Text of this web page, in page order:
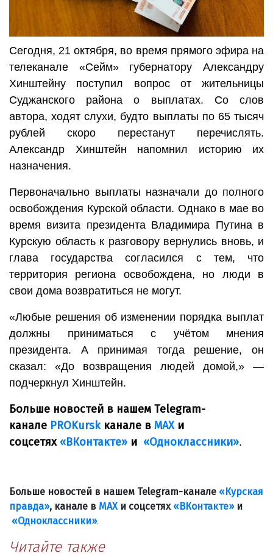
Сегодня, 21 октября, во время прямого эфира на
телеканале «Сейм» губернатору Александру
Хинштейну поступил вопрос от жительницы
Суджанского района о выплатах. Со слов
автора, ходят слухи, будто выплаты по 65 тысяч
рублей скоро перестанут перечислять.
Александр Хинштейн напомнил историю их
назначения.
Первоначально выплаты назначали до полного
освобождения Курской области. Однако в мае во
время визита президента Владимира Путина в
Курскую область к разговору вернулись вновь, и
глава государства согласился с тем, что
территория региона освобождена, но люди в
свои дома возвратиться не могут.
«Любые решения об изменении порядка выплат
должны приниматься с учётом мнения
президента. А принимая тогда решение, он
сказал: «До возвращения людей домой,» —
подчеркнул Хинштейн.
Больше новостей в нашем Telegram-
канале PROKurskканале в МАХи
соцсетях «ВКонтакте» и «Одноклассники».
Больше новостей в нашем Telegram-канале «Курская
правда», канале в МАХ и соцсетях «ВКонтакте»и
«Одноклассники».
Читайте также